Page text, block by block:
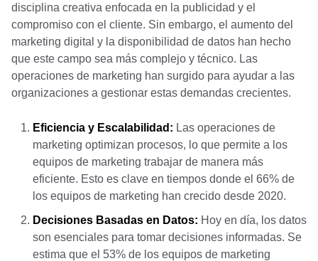
disciplina creativa enfocada en la publicidad y el
compromiso con el cliente. Sin embargo, el aumento del
marketing digital y la disponibilidad de datos han hecho
que este campo sea más complejo y técnico. Las
operaciones de marketing han surgido para ayudar a las
organizaciones a gestionar estas demandas crecientes.
Eficiencia y Escalabilidad: Las operaciones de
marketing optimizan procesos, lo que permite a los
equipos de marketing trabajar de manera más
eficiente. Esto es clave en tiempos donde el 66% de
los equipos de marketing han crecido desde 2020.
Decisiones Basadas en Datos: Hoy en día, los datos
son esenciales para tomar decisiones informadas. Se
estima que el 53% de los equipos de marketing